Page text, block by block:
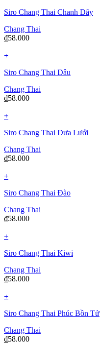
Siro Chang Thai Chanh Dây
Chang Thai
₫58.000
+
Siro Chang Thai Dâu
Chang Thai
₫58.000
+
Siro Chang Thai Dưa Lưới
Chang Thai
₫58.000
+
Siro Chang Thai Đào
Chang Thai
₫58.000
+
Siro Chang Thai Kiwi
Chang Thai
₫58.000
+
Siro Chang Thai Phúc Bồn Tử
Chang Thai
₫58.000